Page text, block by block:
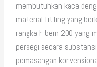
membutuhkan kaca
material fitting yang
rangka h bem 200 yang
persegi secara
pemasangan